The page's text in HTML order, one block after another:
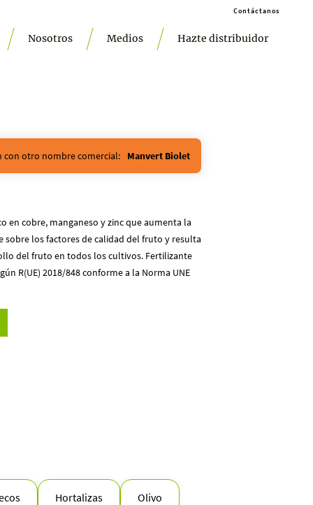
Contáctanos
Nosotros Medios Hazte distribuidor
con otro nombre comercial: Manvert Biolet
cobre, manganeso y zinc que aumenta la
sobre los factores de calidad del fruto y resulta
del fruto en todos los cultivos. Fertilizante
R(UE) 2018/848 conforme a la Norma UNE
Hortalizas Olivo